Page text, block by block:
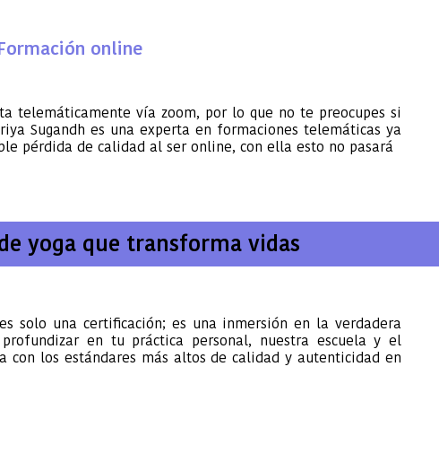
online
telemáticamente vía zoom, por lo que no te preocupes si
Sugandh es una experta en formaciones telemáticas ya
pérdida de calidad al ser online, con ella esto no pasará
yoga que transforma vidas
solo una certificación; es una inmersión en la verdadera
en tu práctica personal, nuestra escuela y el
los estándares más altos de calidad y autenticidad en